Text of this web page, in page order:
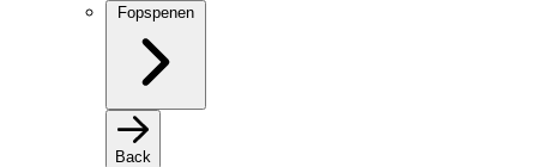
Fopspenen
Back